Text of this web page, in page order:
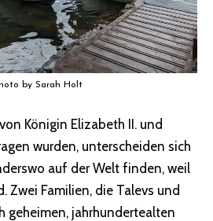
by Sarah Holt
Königin Elizabeth II. und
wurden, unterscheiden sich
auf der Welt finden, weil
Zwei Familien, die Talevs und
geheimen, jahrhundertealten